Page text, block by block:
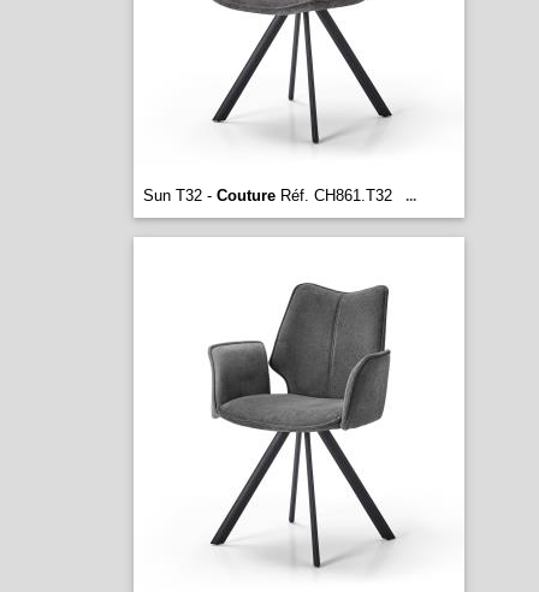
Sun T32 - CoutureRéf. CH861.T32 ...